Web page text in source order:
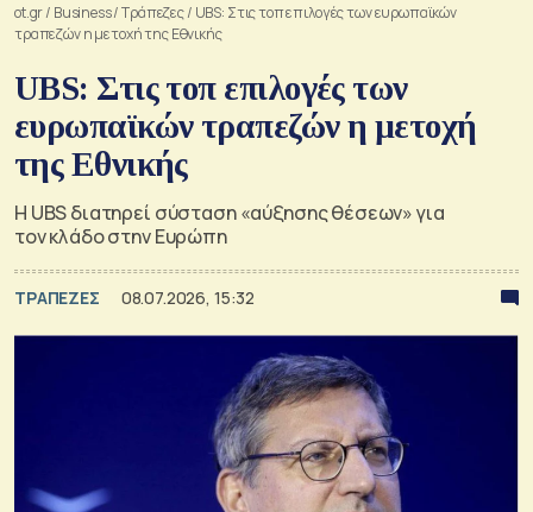
ot.gr/ Business/Τράπεζες/ UBS: Στις τοπ επιλογές των ευρωπαϊκών
τραπεζών η μετοχή της Εθνικής
UBS: Στις τοπ επιλογές των
ευρωπαϊκών τραπεζών η μετοχή
της Εθνικής
Η UBS διατηρεί σύσταση «αύξησης θέσεων» για
τον κλάδο στην Ευρώπη
ΤΡΑΠΕΖΕΣ 08.07.2026, 15:32